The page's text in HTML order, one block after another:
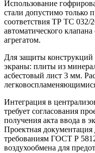
Использование
стали допустимо только
соответствия ТР ТС 032/
автоматического клапана
агрегатом.
Для защиты
экраны: плиты из
асбестовый лист 3 мм.
Интеграция в
требует согласования
получения акта ввода в
Проектная документация
требованиям ГОСТ Р
воздухообмена для